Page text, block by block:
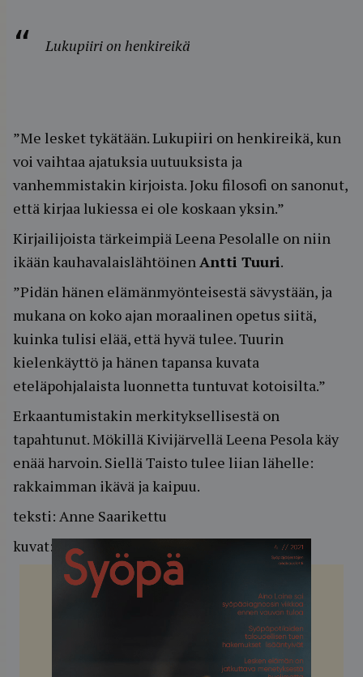
Lukupiiri on henkireikä
”Me lesket tykätään. Lukupiiri on henkireikä, kun
voi vaihtaa ajatuksia uutuuksista ja
vanhemmistakin kirjoista. Joku filosofi on sanonut,
että kirjaa lukiessa ei ole koskaan yksin.”
Kirjailijoista tärkeimpiä Leena Pesolalle on niin
ikään kauhavalaislähtöinenAntti Tuuri.
”Pidän hänen elämänmyönteisestä sävystään, ja
mukana on koko ajan moraalinen opetus siitä,
kuinka tulisi elää, että hyvä tulee. Tuurin
kielenkäyttö ja hänen tapansa kuvata
eteläpohjalaista luonnetta tuntuvat kotoisilta.”
Erkaantumistakin merkityksellisestä on
tapahtunut. Mökillä Kivijärvellä Leena Pesola käy
enää harvoin. Siellä Taisto tulee liian lähelle:
rakkaimman ikävä ja kaipuu.
teksti: Anne Saarikettu
kuvat: Ulla Nikula